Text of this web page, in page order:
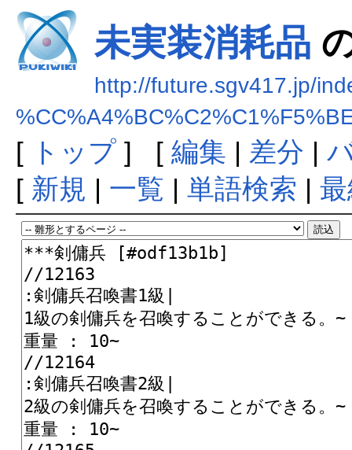
未実装消耗品
http://future.sgv417.jp/
[ トップ] [ 編集 | 差分 |
[ 新規 | 一覧 | 単語検索 |